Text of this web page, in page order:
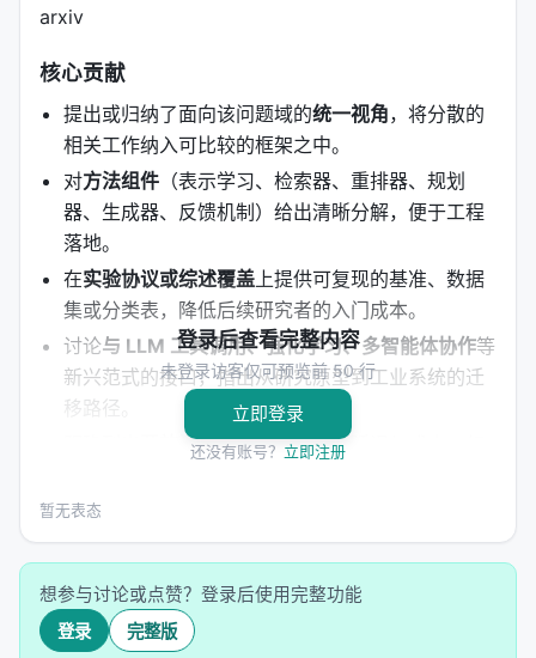
arxiv
核心贡献
提出或归纳了面向该问题域的统一视角，将分散的
相关工作纳入可比较的框架之中。
对方法组件 （表示学习、检索器、重排器、规划
器、生成器、反馈机制）给出清晰分解，便于工程
落地。
在实验协议或综述覆盖上提供可复现的基准、数据
集或分类表，降低后续研究者的入门成本。
讨论与 LLM 工具调用、强化学习、多智能体协作等
新兴范式的接口，指出从研究原型到工业系统的迁
移路径。
开放问题：评测可信度、延迟与成本、幻
方法上，工作通常遵循「问题形式化 → 模型/系统设计
→ 训练或构建流程 → 推理管线」四步。 1.
示：将查询、文档、用户上下文编码为稠密或稀疏表
登录后查看完整内容
未登录访客仅可预览前 50 行
立即登录
还没有账号？ 立即注册
暂无表态
想参与讨论或点赞？登录后使用完整功能
登录 完整版